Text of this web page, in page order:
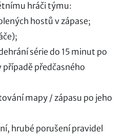
hráči týmu:
hostů v zápase;
série do 15 minut po
předčasného
mapy / zápasu po jeho
porušení pravidel